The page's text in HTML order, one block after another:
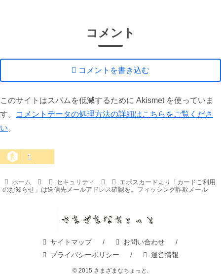
コメント
コメントを書き込む
このサイトはスパムを低減するために Akismet を使っていま
す。
コメントデータの処理方法の詳細はこちらをご覧くださ
い。
1
ホーム セキュリティ
エポスカードより「カードご利用
のお知らせ」は送信先メールアドレス確認を。フィッシング詐欺メール
サイトマップ
お問い合わせ
プライバシーポリシー
運営情報
© 2015 さまざまなちょっと.